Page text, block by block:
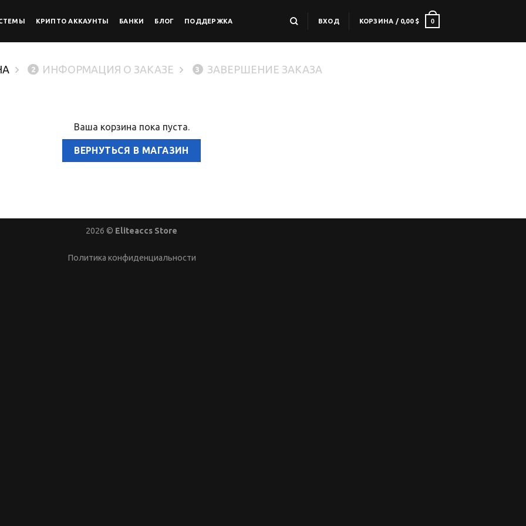
КРИПТО АККАУНТЫ БАНКИ БЛОГ ПОДДЕРЖКА ВХОД КОРЗИНА / 0,00 $ 0
2 ИНФОРМАЦИЯ О ЗАКАЗЕ 3 ЗАВЕРШЕНИЕ ЗАКАЗА
Ваша корзина пока пуста.
ВЕРНУТЬСЯ В МАГАЗИН
2026 © Eliteaccs Store
Политика конфиденциальности